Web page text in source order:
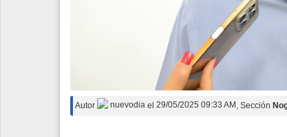
Autor nuevodia el 29/05/2025 09:33 AM , Sección